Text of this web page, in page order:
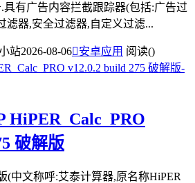
有广告内容拦截跟踪器(包括:广告过
滤器,安全过滤器,自定义过滤...
站2026-08-06安卓应用 阅读()
HiPER_Calc_PRO
破解版
(中文称呼:艾泰计算器,原名称HiPER